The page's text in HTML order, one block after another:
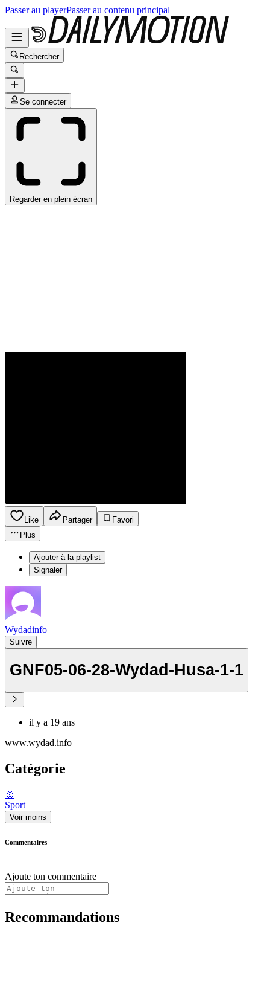
Passer au playerPasser au contenu principal
Rechercher
Se connecter
Regarder en plein écran
Like Partager
Favori
Plus
Ajouter à la playlist
Signaler
Wydadinfo
Suivre
GNF05-06-28-Wydad-Husa-1-1
il y a 19 ans
www.wydad.info
Catégorie
🥇
Sport
Voir moins
Commentaires
Ajoute ton commentaire
Recommandations